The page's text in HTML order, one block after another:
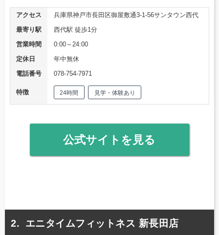
アクセス
兵庫県神戸市長田区御屋敷通3-1-56サンタウン西代
最寄り駅
西代駅 徒歩1分
営業時間
0:00～24:00
定休日
年中無休
電話番号
078-754-7971
特徴 24時間 見学・体験あり
公式サイトを見る
エニタイムフィットネス 新長田店